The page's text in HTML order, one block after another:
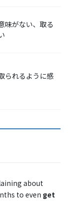
味がない、取る
られるように感
about
to even get